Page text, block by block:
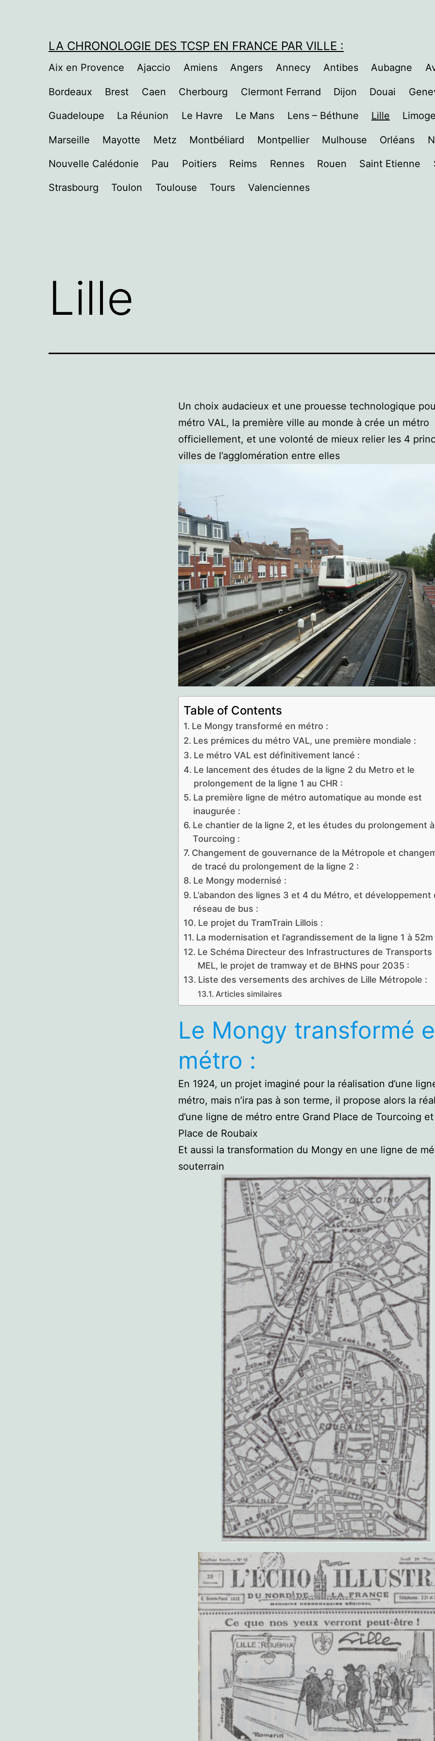
LA CHRONOLOGIE DES TCSP EN FRANCE PAR VILLE :
Aix en Provence Ajaccio Amiens Angers Annecy Antibes Aubagne
Bordeaux Brest Caen Cherbourg Clermont Ferrand Dijon Douai
Guadeloupe La Réunion Le Havre Le Mans Lens – Béthune Lille
Marseille Mayotte Metz Montbéliard Montpellier Mulhouse Orléans
Nouvelle Calédonie Pau Poitiers Reims Rennes Rouen Saint Etienne
Strasbourg Toulon Toulouse Tours Valenciennes
Lille
Un choix audacieux et une prouesse technologique
métro VAL, la première ville au monde à crée un métro
officiellement, et une volonté de mieux relier les 4
villes de l’agglomération entre elles
Table of Contents
Le Mongy transformé en métro :
Les prémices du métro VAL, une première mondiale :
Le métro VAL est définitivement lancé :
Le lancement des études de la ligne 2 du Metro et le
prolongement de la ligne 1 au CHR :
La première ligne de métro automatique au monde est
inaugurée :
Le chantier de la ligne 2, et les études du prolongement à
Tourcoing :
Changement de gouvernance de la Métropole et
de tracé du prolongement de la ligne 2 :
Le Mongy modernisé :
L’abandon des lignes 3 et 4 du Métro, et développement
réseau de bus :
Le projet du TramTrain Lillois :
La modernisation et l’agrandissement de la ligne 1 à 52m
Le Schéma Directeur des Infrastructures de Transports
MEL, le projet de tramway et de BHNS pour 2035 :
Liste des versements des archives de Lille Métropole :
Articles similaires
Le Mongy transformé
métro :
En 1924, un projet imaginé pour la réalisation d’une
métro, mais n’ira pas à son terme, il propose alors la
d’une ligne de métro entre Grand Place de Tourcoing
Place de Roubaix
Et aussi la transformation du Mongy en une ligne de
souterrain